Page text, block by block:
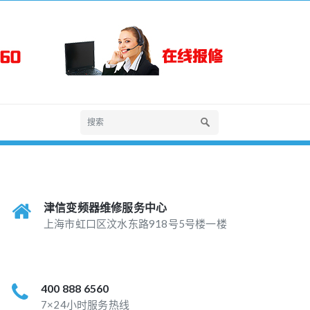
津信变频器维修服务中心
上海市虹口区汶水东路918号5号楼一楼
400 888 6560
7×24小时服务热线